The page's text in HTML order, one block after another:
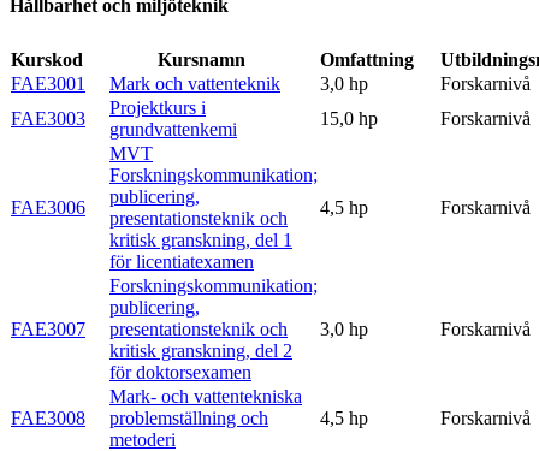
Hållbarhet och miljöteknik
Kurskod Kursnamn Omfattning
FAE3001
Mark och vattenteknik 3,0 hp
Forskarnivå
FAE3003
Projektkurs i
grundvattenkemi
15,0 hp Forskarnivå
FAE3006
MVT
Forskningskommunikation;
publicering,
presentationsteknik och
kritisk granskning, del 1
för licentiatexamen
4,5 hp Forskarnivå
FAE3007
Forskningskommunikation;
publicering,
presentationsteknik och
kritisk granskning, del 2
för doktorsexamen
3,0 hp Forskarnivå
FAE3008
Mark- och vattentekniska
problemställning och
metoderi
4,5 hp Forskarnivå